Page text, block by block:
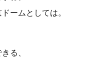
ームとしては。
る、